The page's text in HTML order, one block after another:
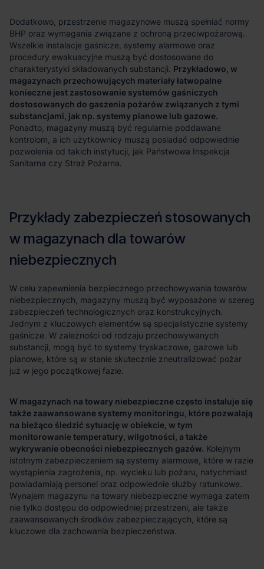
Przykładowo, w
magazynach przechowujących materiały łatwopalne
konieczne jest zastosowanie systemów gaśniczych
dostosowanych do gaszenia pożarów związanych z tymi
substancjami, jak np. systemy pianowe lub gazowe.
W magazynach na towary niebezpieczne często instaluje się
także zaawansowane systemy monitoringu, które pozwalają
na bieżąco śledzić sytuację w obiekcie, w tym
monitorowanie temperatury, wilgotności, a także
wykrywanie obecności niebezpiecznych gazów.